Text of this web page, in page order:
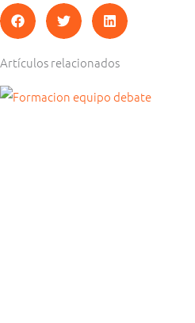
Artículos relacionados
Página
Página
Página
Página
PáginaPágina
PáginaPáginaPáginaPáginaPágina